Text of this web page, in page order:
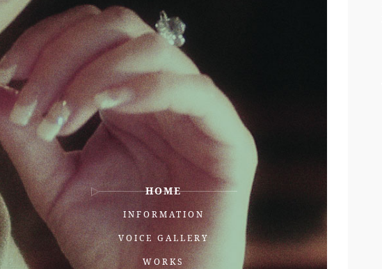
HOME
INFORMATION
VOICE GALLERY
WORKS